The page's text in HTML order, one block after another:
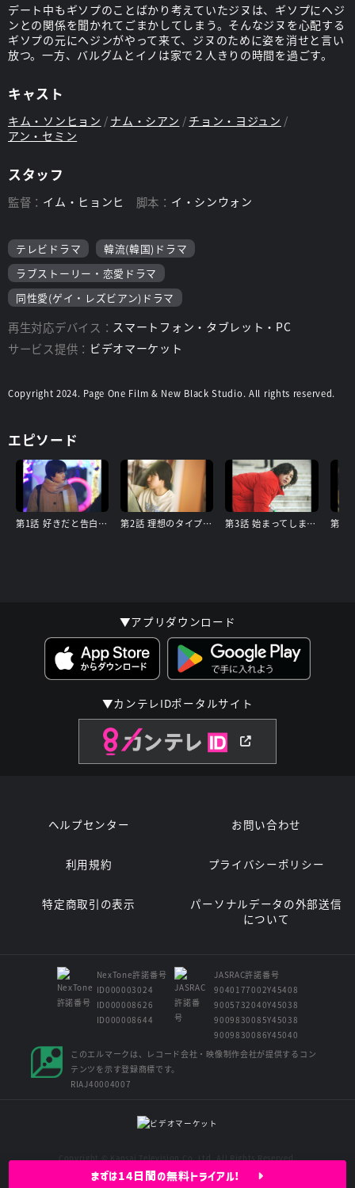
デート中もギソプのことばかり考えていたジヌは、ギソプにヘジ
ンとの関係を聞かれてごまかしてしまう。そんなジヌを心配する
ギソプの元にヘジンがやって来て、ジヌのために姿を消せと言い
放つ。一方、バルグムとイノは家で２人きりの時間を過ごす。
キャスト
キム・ソンヒョン ナム・シアン
チョン・ヨジュン
アン・セミン
スタッフ
監督： イム・ヒョンヒ 脚本： イ・シンウォン
テレビドラマ
韓流(韓国)ドラマ
ラブストーリー・恋愛ドラマ
同性愛(ゲイ・レズビアン)ドラマ
再生対応デバイス： スマートフォン・タブレット・PC
サービス提供： ビデオマーケット
Copyright 2024. Page One Film & New Black Studio. All rights reserved.
エピソード
第1話 好きだと告白ができず 第2話 理想のタイプ探し 第3話 始まってしまった契約
まずは14日間の無料トライアル!
▼アプリダウンロード
▼カンテレIDポータルサイト
ヘルプセンター お問い合わせ
利用規約 プライバシーポリシー
特定商取引の表示
パーソナルデータの外部送信
について
NexTone許諾番号
ID000003024
ID000008626
ID000008644
JASRAC許諾番号
9040177002Y45408
9005732040Y45038
9009830085Y45038
9009830086Y45040
このエルマークは、レコード会社・映像制作会社が提供するコン
テンツを示す登録商標です。
RIAJ40004007